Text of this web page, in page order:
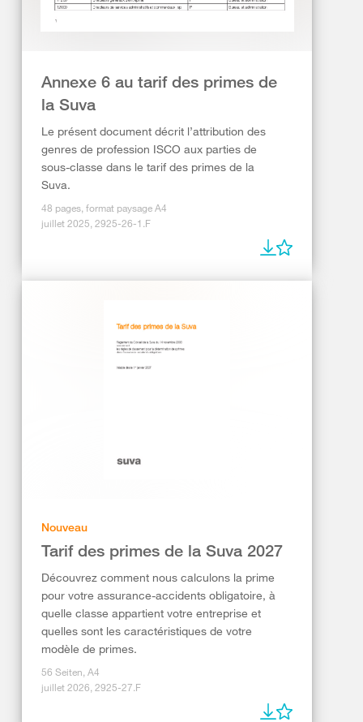
Annexe 6 au tarif des primes de
la Suva
Le présent document décrit l’attribution des
genres de profession ISCO aux parties de
sous-classe dans le tarif des primes de la
Suva.
48 pages, format paysage A4
juillet 2025, 2925-26-1.F
Nouveau
Tarif des primes de la Suva 2027
Découvrez comment nous calculons la prime
pour votre assurance-accidents obligatoire, à
quelle classe appartient votre entreprise et
quelles sont les caractéristiques de votre
modèle de primes.
56 Seiten, A4
juillet 2026, 2925-27.F